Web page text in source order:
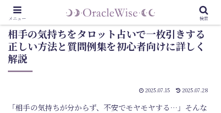
相手の気持ちをタロット占いで一枚引きする
正しい方法と質問例集を初心者向けに詳しく
解説
2025.07.15 2025.07.28
「相手の気持ちが分からず、不安でモヤモヤする…」そんな
メニュー 検索